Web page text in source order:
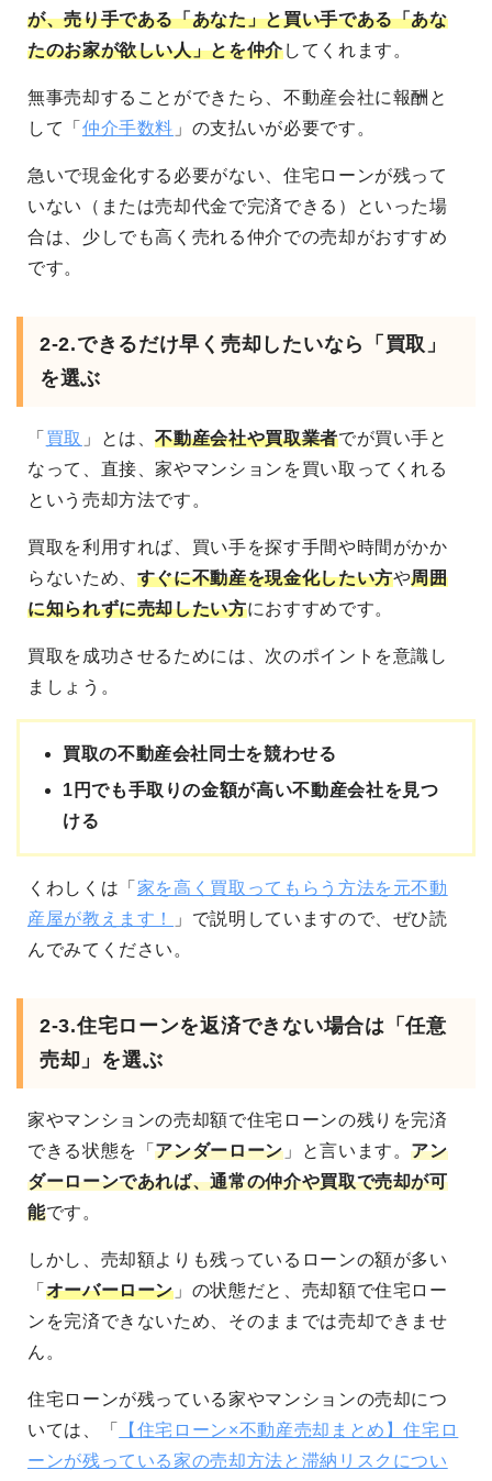
が、売り手である「あなた」と買い手である「あな
たのお家が欲しい人」とを仲介してくれます。
無事売却することができたら、不動産会社に報酬と
して「 仲介手数料 」の支払いが必要です。
急いで現金化する必要がない、住宅ローンが残って
いない（または売却代金で完済できる）といった場
合は、少しでも高く売れる仲介での売却がおすすめ
です。
2-2.できるだけ早く売却したいなら「買取」
を選ぶ
「 買取 」とは、不動産会社や買取業者でが買い手と
なって、直接、家やマンションを買い取ってくれる
という売却方法です。
買取を利用すれば、買い手を探す手間や時間がかか
らないため、 すぐに不動産を現金化したい方や周囲
に知られずに売却したい方におすすめです。
買取を成功させるためには、次のポイントを意識し
ましょう。
買取の不動産会社同士を競わせる
1円でも手取りの金額が高い不動産会社を見つ
ける
くわしくは「 家を高く買取ってもらう方法を元不動
産屋が教えます！
」で説明していますので、ぜひ読
んでみてください。
2-3.住宅ローンを返済できない場合は「任意
売却」を選ぶ
家やマンションの売却額で住宅ローンの残りを完済
できる状態を「アンダーローン」と言います。アン
ダーローンであれば、通常の仲介や買取で売却が可
能です。
しかし、売却額よりも残っているローンの額が多い
「 オーバーローン 」の状態だと、売却額で住宅ロー
ンを完済できないため、そのままでは売却できませ
ん。
住宅ローンが残っている家やマンションの売却につ
いては、「
【住宅ローン×不動産売却まとめ】住宅ロ
ーンが残っている家の売却方法と滞納リスクについ